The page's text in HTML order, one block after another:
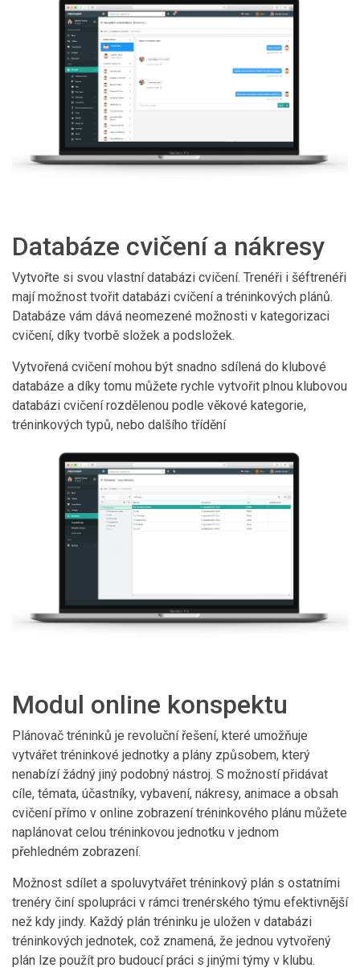
Databáze cvičení a nákresy
Vytvořte si svou vlastní databázi cvičení. Trenéři i šéftrenéři
mají možnost tvořit databázi cvičení a tréninkových plánů.
Databáze vám dává neomezené možnosti v kategorizaci
cvičení, díky tvorbě složek a podsložek.
Vytvořená cvičení mohou být snadno sdílená do klubové
databáze a díky tomu můžete rychle vytvořit plnou klubovou
databázi cvičení rozdělenou podle věkové kategorie,
tréninkových typů, nebo dalšího třídění
Modul online konspektu
Plánovač tréninků je revoluční řešení, které umožňuje
vytvářet tréninkové jednotky a plány způsobem, který
nenabízí žádný jiný podobný nástroj. S možností přidávat
cíle, témata, účastníky, vybavení, nákresy, animace a obsah
cvičení přímo v online zobrazení tréninkového plánu můžete
naplánovat celou tréninkovou jednotku v jednom
přehledném zobrazení.
Možnost sdílet a spoluvytvářet tréninkový plán s ostatními
trenéry činí spolupráci v rámci trenérského týmu efektivnější
než kdy jindy. Každý plán tréninku je uložen v databázi
tréninkových jednotek, což znamená, že jednou vytvořený
plán lze použít pro budoucí práci s jinými týmy v klubu.